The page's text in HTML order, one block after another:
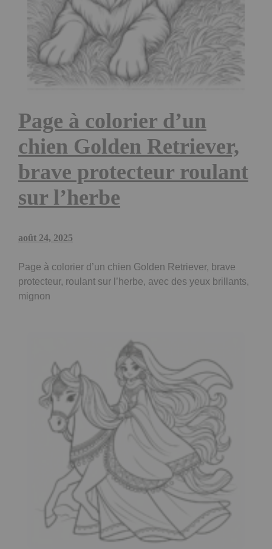
Page à colorier d’un
chien Golden Retriever,
brave protecteur roulant
sur l’herbe
août 24, 2025
Page à colorier d’un chien Golden Retriever, brave
protecteur, roulant sur l’herbe, avec des yeux brillants,
mignon